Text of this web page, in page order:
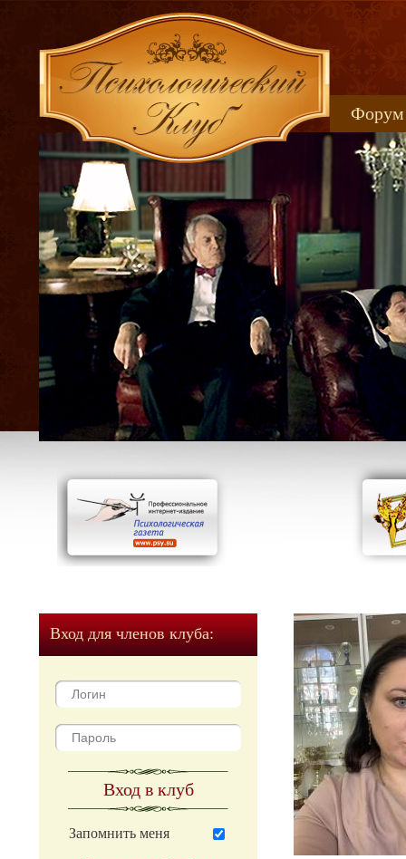
Форум
Вход для членов клуба:
Вход в клуб
Запомнить меня